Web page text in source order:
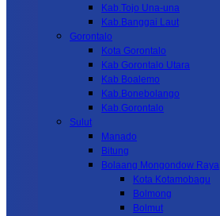
Kab.Tojo Una-una
Kab.Banggai Laut
Gorontalo
Kota Gorontalo
Kab Gorontalo Utara
Kab Boalemo
Kab.Bonebolango
Kab.Gorontalo
Sulut
Manado
Bitung
Bolaang Mongondow Raya
Kota Kotamobagu
Bolmong
Bolmut